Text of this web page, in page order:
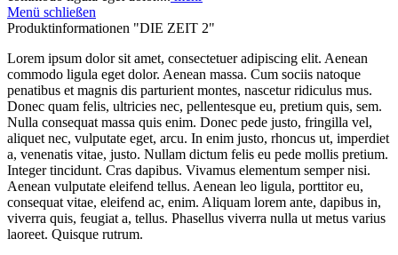
Menü schließen
Produktinformationen "DIE ZEIT 2"
Lorem ipsum dolor sit amet, consectetuer adipiscing elit. Aenean
commodo ligula eget dolor. Aenean massa. Cum sociis natoque
penatibus et magnis dis parturient montes, nascetur ridiculus mus.
Donec quam felis, ultricies nec, pellentesque eu, pretium quis, sem.
Nulla consequat massa quis enim. Donec pede justo, fringilla vel,
aliquet nec, vulputate eget, arcu. In enim justo, rhoncus ut, imperdiet
a, venenatis vitae, justo. Nullam dictum felis eu pede mollis pretium.
Integer tincidunt. Cras dapibus. Vivamus elementum semper nisi.
Aenean vulputate eleifend tellus. Aenean leo ligula, porttitor eu,
consequat vitae, eleifend ac, enim. Aliquam lorem ante, dapibus in,
viverra quis, feugiat a, tellus. Phasellus viverra nulla ut metus varius
laoreet. Quisque rutrum.